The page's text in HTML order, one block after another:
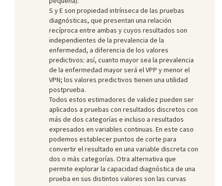
S y E son propiedad intrínseca de las pruebas
diagnósticas, que presentan una relación
recíproca entre ambas y cuyos resultados son
independientes de la prevalencia de la
enfermedad, a diferencia de los valores
predictivos: así, cuanto mayor sea la prevalencia
de la enfermedad mayor será el VPP y menor el
VPN; los valores predictivos tienen una utilidad
postprueba.
Todos estos estimadores de validez pueden ser
aplicados a pruebas con resultados discretos con
más de dos categorías e incluso a resultados
expresados en variables continuas. En este caso
podemos establecer puntos de corte para
convertir el resultado en una variable discreta con
dos o más categorías. Otra alternativa que
permite explorar la capacidad diagnóstica de una
prueba en sus distintos valores son las curvas